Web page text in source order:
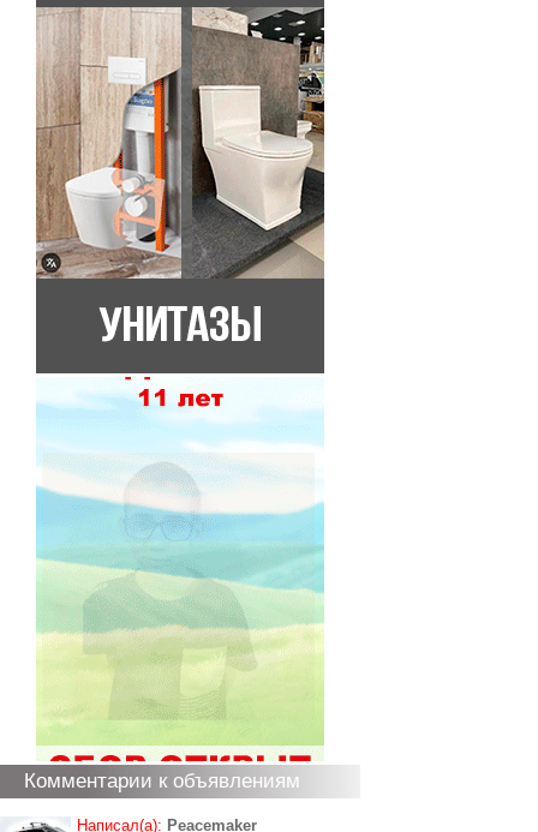
Комментарии к объявлениям
Написал(а): Peacemaker